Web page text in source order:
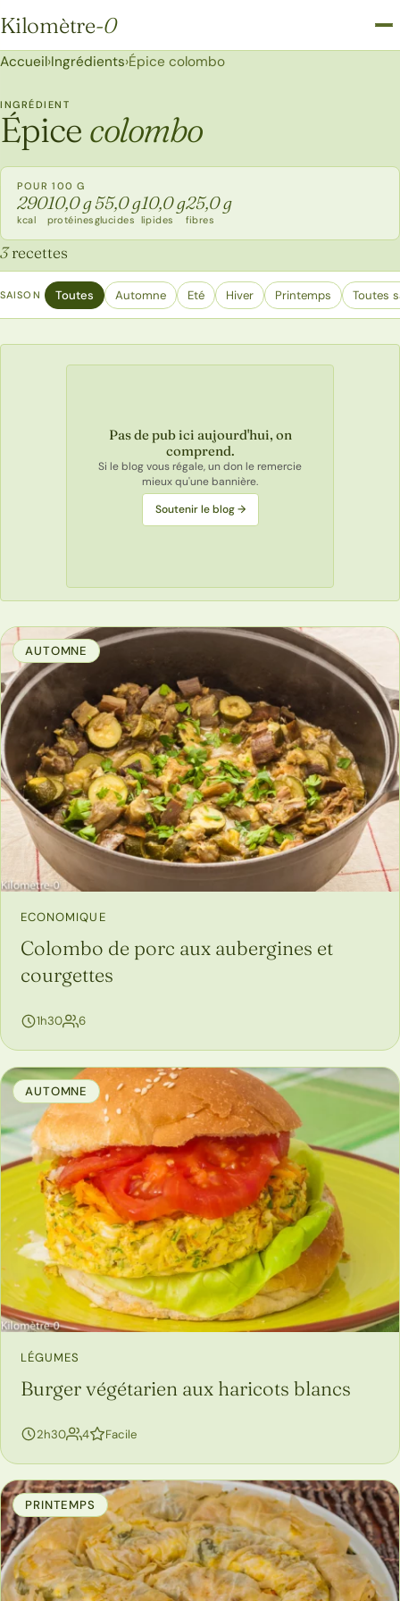
Kilomètre-0
Kilomètre-0
Accueil›Ingrédients›Épice colombo
INGRÉDIENT
Épice colombo
POUR 100 G
290
kcal
10,0 g
protéines
55,0 g
glucides
10,0 g
lipides
25,0 g
fibres
3recettes
SAISON Toutes Automne Eté Hiver Printemps Toutes
Pas de pub ici aujourd'hui, on
comprend.
Si le blog vous régale, un don le remercie
mieux qu'une bannière.
Soutenir le blog →
AUTOMNE
ECONOMIQUE
Colombo de porc aux aubergines et
courgettes
1h30 6personnes
AUTOMNE
LÉGUMES
Burger végétarien aux haricots blancs
2h30 4personnes
Facile
PRINTEMPS